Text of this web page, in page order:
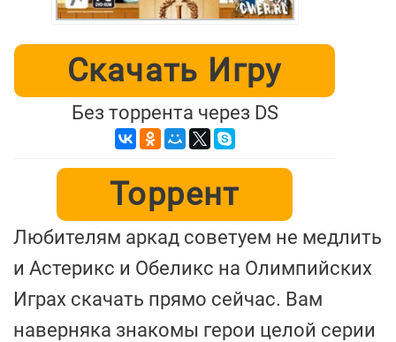
Скачать Игру
Без торрента через DS
Торрент
Любителям аркад советуем не медлить
и Астерикс и Обеликс на Олимпийских
Играх скачать прямо сейчас. Вам
наверняка знакомы герои целой серии